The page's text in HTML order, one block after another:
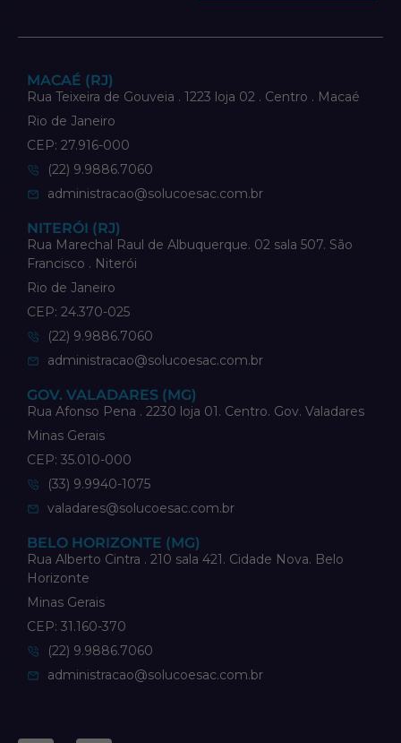
MACAÉ (RJ)
Rua Teixeira de Gouveia . 1223 loja 02 . Centro . Macaé
Rio de Janeiro
CEP: 27.916-000
(22) 9.9886.7060
administracao@solucoesac.com.br
NITERÓI (RJ)
Rua Marechal Raul de Albuquerque. 02 sala 507. São
Francisco . Niterói
Rio de Janeiro
CEP: 24.370-025
(22) 9.9886.7060
administracao@solucoesac.com.br
GOV. VALADARES (MG)
Rua Afonso Pena . 2230 loja 01. Centro. Gov. Valadares
Minas Gerais
CEP: 35.010-000
(33) 9.9940-1075
valadares@solucoesac.com.br
BELO HORIZONTE (MG)
Rua Alberto Cintra . 210 sala 421. Cidade Nova. Belo
Horizonte
Minas Gerais
CEP: 31.160-370
(22) 9.9886.7060
administracao@solucoesac.com.br